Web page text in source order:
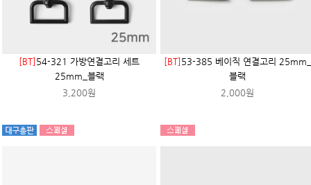
[BT] 54-321 가방연결고리 세트
25mm_블랙
3,200원
[BT] 53-385 베이직 연결고리 25mm_
블랙
2,000원